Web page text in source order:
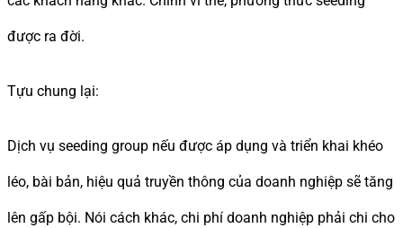
được ra đời.
Tựu chung lại:
Dịch vụ seeding group nếu được áp dụng và triển khai khéo
léo, bài bản, hiệu quả truyền thông của doanh nghiệp sẽ tăng
lên gấp bội. Nói cách khác, chi phí doanh nghiệp phải chi cho